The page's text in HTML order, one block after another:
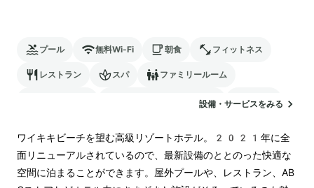
プール 無料Wi-Fi 朝食 フィットネス
レストラン スパ ファミリールーム
24時間対応のフロント 駐車場
設備・サービスをみる
ワイキキビーチを望む高級リゾートホテル。2021年に全
面リニューアルされているので、最新設備のととのった快適な
空間に泊まることができます。屋外プールや、レストラン、AB